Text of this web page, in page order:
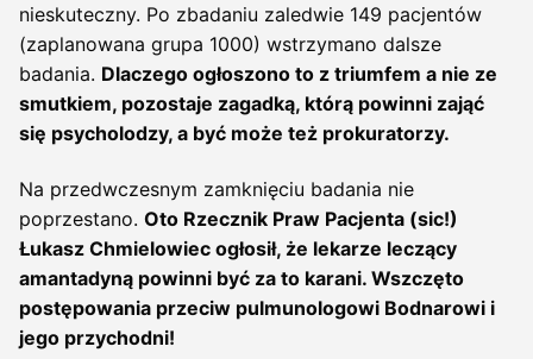
nieskuteczny. Po zbadaniu zaledwie 149 pacjentów
(zaplanowana grupa 1000) wstrzymano dalsze
badania. Dlaczego ogłoszono to z triumfem a nie ze
smutkiem, pozostaje zagadką, którą powinni zająć
się psycholodzy, a być może też prokuratorzy.
Na przedwczesnym zamknięciu badania nie
poprzestano. Oto Rzecznik Praw Pacjenta (sic!)
Łukasz Chmielowiec ogłosił, że lekarze leczący
amantadyną powinni być za to karani. Wszczęto
postępowania przeciw pulmunologowi Bodnarowi i
jego przychodni!